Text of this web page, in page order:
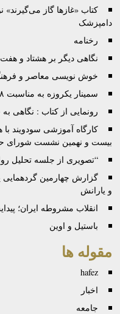
کتاب «غازها گاز می‌گيرند»
دامپزشک
رخنامه
نگاهی دیگر بر هشتاد و
خوش نویسی معاصر و
سمینار یکروزه‌ به‌ مناسبت ۸ مارس در استکهلم
رونمایی از کتاب : نگاهی
کارگاه آموزشی سودويند
بيست و نهمين نشست شورای
“تصویری از جلسه تحلیل
گزارش چهارمین گردهمایی
و یارانش
انقلاب مشروطه ایران؛
باستیل و اوین
مقوله ها
hafez
اخبار
جامعه